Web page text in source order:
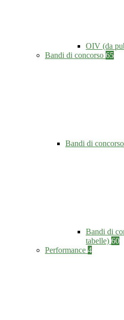
OIV (da
Bandi di concorso 65
Bandi di concorso
Bandi di
tabelle) 60
Performance 4